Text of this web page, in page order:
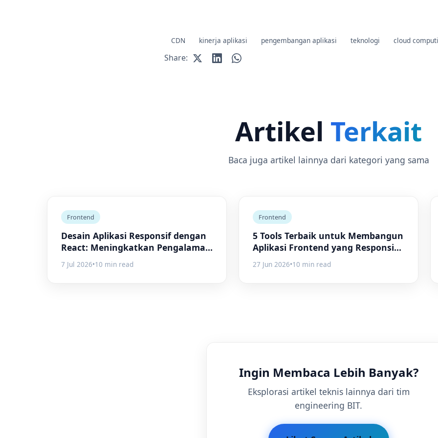
CDN kinerja aplikasi pengembangan aplikasi teknologi cloud
Share:
Artikel Terkait
Baca juga artikel lainnya dari kategori yang sama
Frontend
Desain Aplikasi Responsif dengan
React: Meningkatkan Pengalaman
Pengguna
7 Jul 2026•10 min read
Frontend
5 Tools Terbaik untuk Membangun
Aplikasi Frontend yang Responsif
dan Efisien
27 Jun 2026•10 min read
Ingin Membaca Lebih Banyak?
Eksplorasi artikel teknis lainnya dari tim
engineering BIT.